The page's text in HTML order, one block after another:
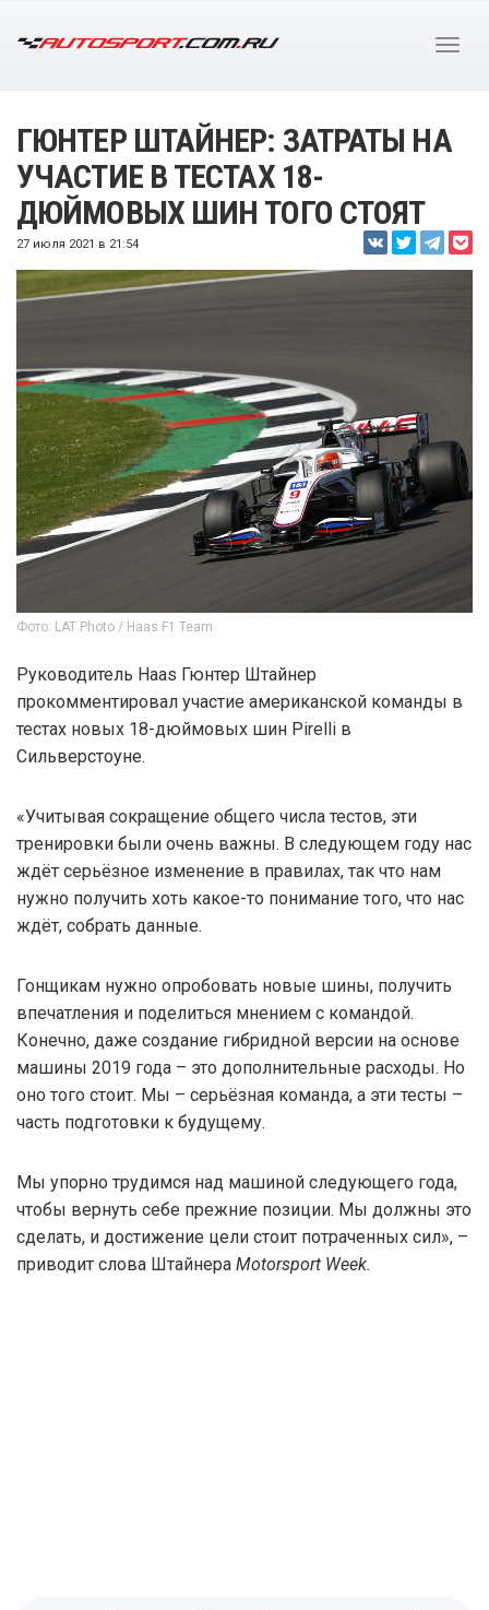
ГЮНТЕР ШТАЙНЕР: ЗАТРАТЫ НА
УЧАСТИЕ В ТЕСТАХ 18-
ДЮЙМОВЫХ ШИН ТОГО СТОЯТ
27 июля 2021 в 21:54
Фото: LAT Photo / Haas F1 Team
Руководитель Haas Гюнтер Штайнер
прокомментировал участие американской команды в
тестах новых 18-дюймовых шин Pirelli в
Сильверстоуне.
«Учитывая сокращение общего числа тестов, эти
тренировки были очень важны. В следующем году нас
ждёт серьёзное изменение в правилах, так что нам
нужно получить хоть какое-то понимание того, что нас
ждёт, собрать данные.
Гонщикам нужно опробовать новые шины, получить
впечатления и поделиться мнением с командой.
Конечно, даже создание гибридной версии на основе
машины 2019 года – это дополнительные расходы. Но
оно того стоит. Мы – серьёзная команда, а эти тесты –
часть подготовки к будущему.
Мы упорно трудимся над машиной следующего года,
чтобы вернуть себе прежние позиции. Мы должны это
сделать, и достижение цели стоит потраченных сил», –
приводит слова Штайнера Motorsport Week.